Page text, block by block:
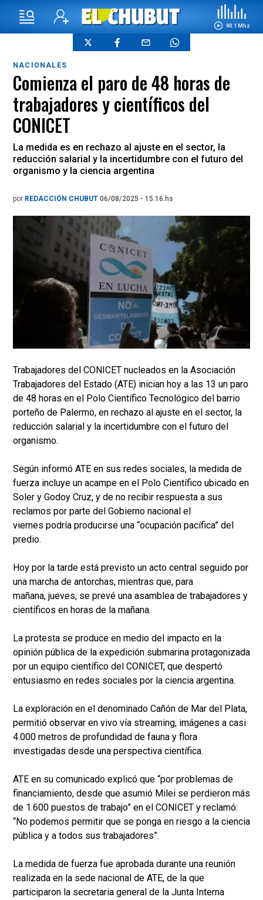
90.1 Mhz
NACIONALES
Comienza el paro de 48 horas de
trabajadores y científicos del
CONICET
La medida es en rechazo al ajuste en el sector, la
reducción salarial y la incertidumbre con el futuro del
organismo y la ciencia argentina
por REDACCIÓN CHUBUT 06/08/2025 - 15.16.hs
Trabajadores del CONICET nucleados en la Asociación
Trabajadores del Estado (ATE) inician hoy a las 13 un paro
de 48 horas en el Polo Científico Tecnológico del barrio
porteño de Palermo, en rechazo al ajuste en el sector, la
reducción salarial y la incertidumbre con el futuro del
organismo.
Según informó ATE en sus redes sociales, la medida de
fuerza incluye un acampe en el Polo Científico ubicado en
Soler y Godoy Cruz, y de no recibir respuesta a sus
reclamos por parte del Gobierno nacional el
viernes podría producirse una “ocupación pacífica” del
predio.
Hoy por la tarde está previsto un acto central seguido por
una marcha de antorchas, mientras que, para
mañana, jueves, se prevé una asamblea de trabajadores y
científicos en horas de la mañana.
La protesta se produce en medio del impacto en la
opinión pública de la expedición submarina protagonizada
por un equipo científico del CONICET, que despertó
entusiasmo en redes sociales por la ciencia argentina.
La exploración en el denominado Cañón de Mar del Plata,
permitió observar en vivo vía streaming, imágenes a casi
4.000 metros de profundidad de fauna y flora
investigadas desde una perspectiva científica.
ATE en su comunicado explicó que “por problemas de
financiamiento, desde que asumió Milei se perdieron más
de 1.600 puestos de trabajo” en el CONICET y reclamó:
“No podemos permitir que se ponga en riesgo a la ciencia
pública y a todos sus trabajadores”.
La medida de fuerza fue aprobada durante una reunión
realizada en la sede nacional de ATE, de la que
participaron la secretaria general de la Junta Interna